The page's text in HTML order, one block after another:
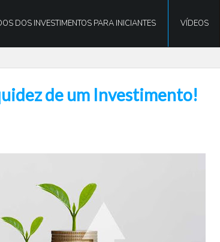
DOS INVESTIMENTOS PARA INICIANTES VÍDEOS
de um Investimento!